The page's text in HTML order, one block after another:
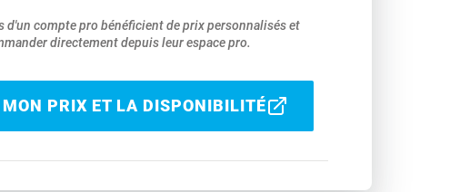
d'un compte pro bénéficient de prix personnalisés et
directement depuis leur espace pro.
PRIX ET LA DISPONIBILITÉ